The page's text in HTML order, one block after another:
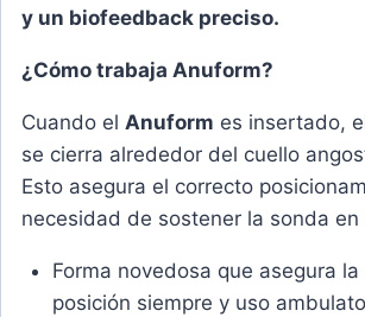
y un biofeedback preciso.
¿Cómo trabaja Anuform?
Cuando el Anuform es insertado,
se cierra alrededor del cuello
Esto asegura el correcto
necesidad de sostener la sonda en
Forma novedosa que asegura la
posición siempre y uso